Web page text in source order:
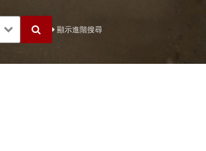
顯示進階搜尋